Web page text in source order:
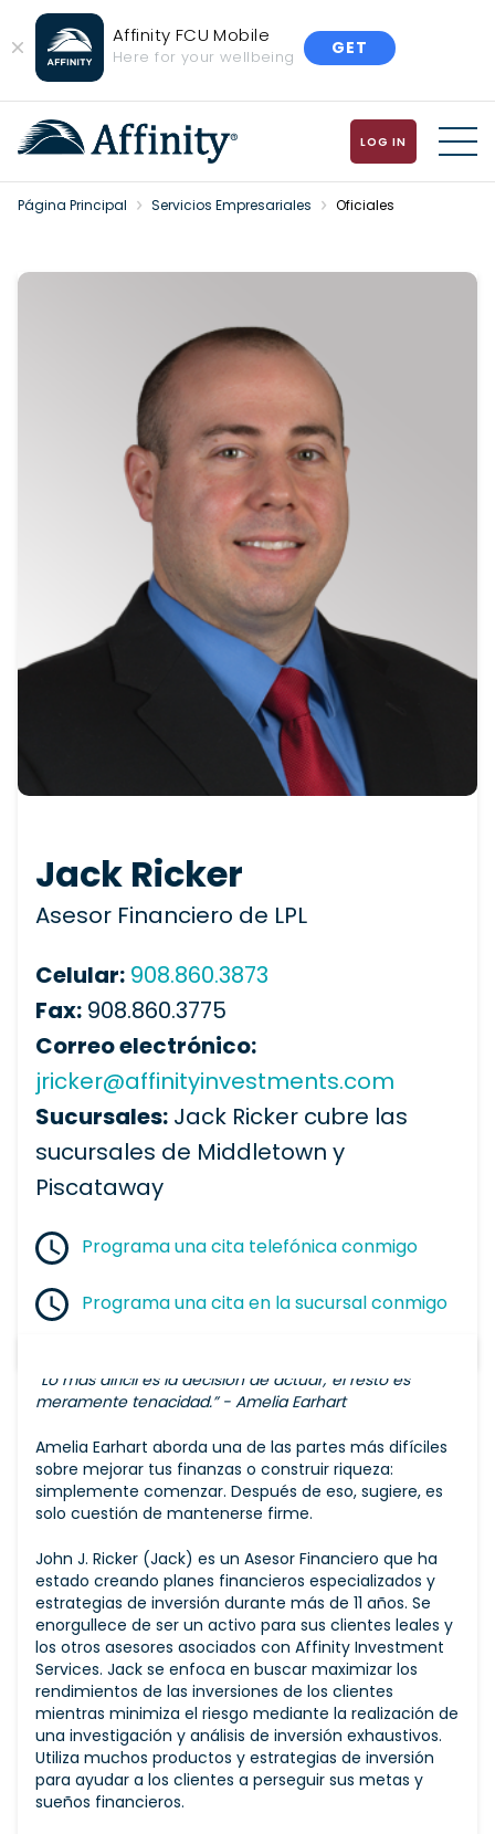
Close
Banner
Affinity FCU Mobile
Here for your wellbeing GET
MENU
LOG IN
Página Principal Servicios Empresariales Oficiales
Jack Ricker
Asesor Financiero de LPL
Celular: 908.860.3873
Fax: 908.860.3775
Correo electrónico:
jricker@affinityinvestments.com
Sucursales: Jack Ricker cubre las
sucursales de Middletown y
Piscataway
Programa una cita telefónica conmigo
Programa una cita en la sucursal conmigo
“Lo más difícil es la decisión de actuar; el resto es
meramente tenacidad.” - Amelia Earhart
Amelia Earhart aborda una de las partes más difíciles
sobre mejorar tus finanzas o construir riqueza:
simplemente comenzar. Después de eso, sugiere, es
solo cuestión de mantenerse firme.
John J. Ricker (Jack) es un Asesor Financiero que ha
estado creando planes financieros especializados y
estrategias de inversión durante más de 11 años. Se
enorgullece de ser un activo para sus clientes leales y
los otros asesores asociados con Affinity Investment
Services. Jack se enfoca en buscar maximizar los
rendimientos de las inversiones de los clientes
mientras minimiza el riesgo mediante la realización de
una investigación y análisis de inversión exhaustivos.
Utiliza muchos productos y estrategias de inversión
para ayudar a los clientes a perseguir sus metas y
sueños financieros.